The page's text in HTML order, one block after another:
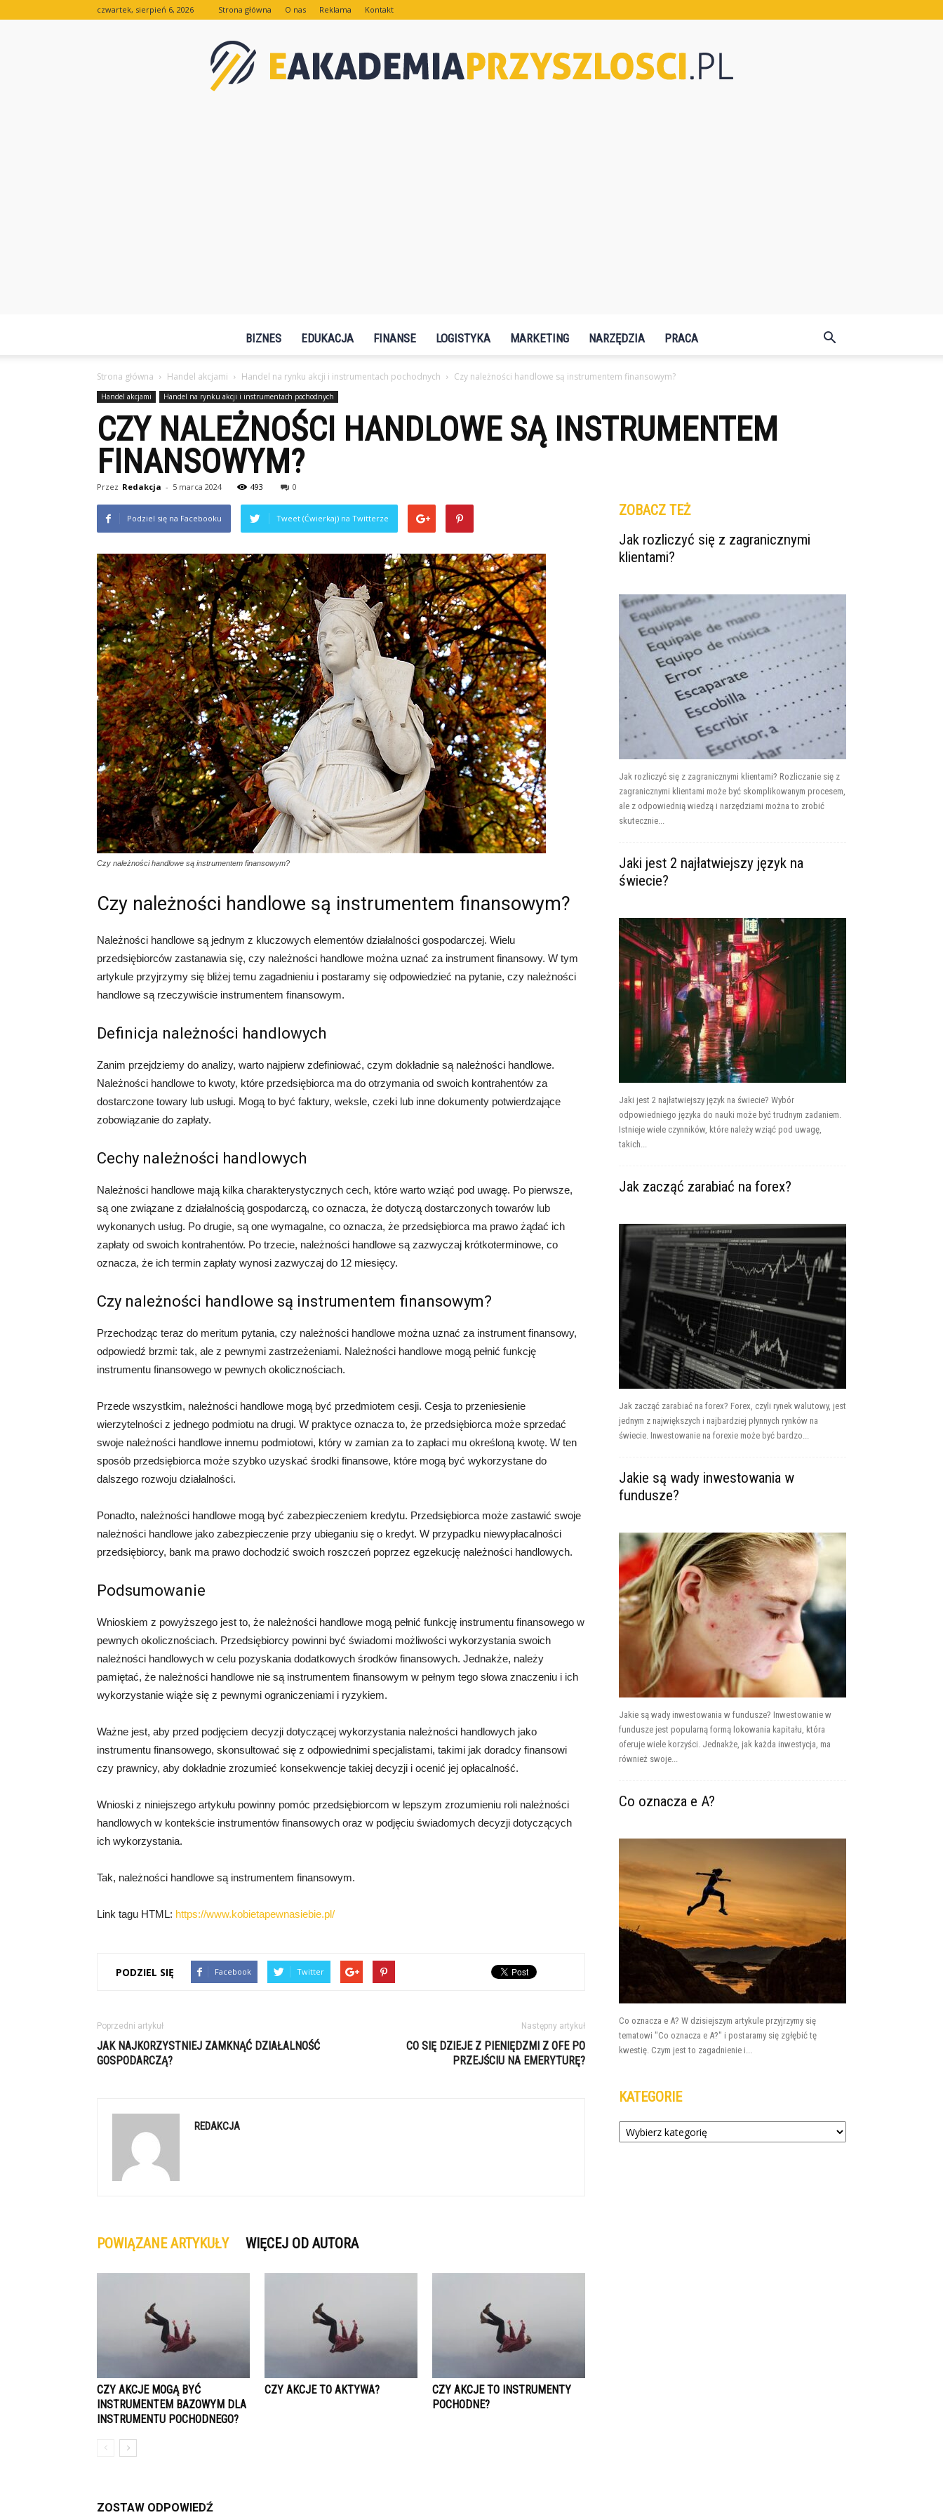
czwartek, sierpień 6, 2026 Strona główna O nas Reklama Kontakt
BIZNES EDUKACJA FINANSE LOGISTYKA MARKETING NARZĘDZIA PRACA
Strona główna Handel akcjami Handel na rynku akcji i instrumentach pochodnych Czy należności handlowe są instrumentem finansowym?
Handel akcjami Handel na rynku akcji i instrumentach pochodnych
CZY NALEŻNOŚCI HANDLOWE SĄ INSTRUMENTEM
FINANSOWYM?
Przez Redakcja - 5 marca 2024 493 0
Podziel się na Facebooku Tweet (Ćwierkaj) na Twitterze
Czy należności handlowe są instrumentem finansowym?
Czy należności handlowe są instrumentem finansowym?
Należności handlowe są jednym z kluczowych elementów działalności gospodarczej. Wielu
przedsiębiorców zastanawia się, czy należności handlowe można uznać za instrument finansowy. W tym
artykule przyjrzymy się bliżej temu zagadnieniu i postaramy się odpowiedzieć na pytanie, czy należności
handlowe są rzeczywiście instrumentem finansowym.
Definicja należności handlowych
Zanim przejdziemy do analizy, warto najpierw zdefiniować, czym dokładnie są należności handlowe.
Należności handlowe to kwoty, które przedsiębiorca ma do otrzymania od swoich kontrahentów za
dostarczone towary lub usługi. Mogą to być faktury, weksle, czeki lub inne dokumenty potwierdzające
zobowiązanie do zapłaty.
Cechy należności handlowych
Należności handlowe mają kilka charakterystycznych cech, które warto wziąć pod uwagę. Po pierwsze,
są one związane z działalnością gospodarczą, co oznacza, że dotyczą dostarczonych towarów lub
wykonanych usług. Po drugie, są one wymagalne, co oznacza, że przedsiębiorca ma prawo żądać ich
zapłaty od swoich kontrahentów. Po trzecie, należności handlowe są zazwyczaj krótkoterminowe, co
oznacza, że ich termin zapłaty wynosi zazwyczaj do 12 miesięcy.
Czy należności handlowe są instrumentem finansowym?
Przechodząc teraz do meritum pytania, czy należności handlowe można uznać za instrument finansowy,
odpowiedź brzmi: tak, ale z pewnymi zastrzeżeniami. Należności handlowe mogą pełnić funkcję
instrumentu finansowego w pewnych okolicznościach.
Przede wszystkim, należności handlowe mogą być przedmiotem cesji. Cesja to przeniesienie
wierzytelności z jednego podmiotu na drugi. W praktyce oznacza to, że przedsiębiorca może sprzedać
swoje należności handlowe innemu podmiotowi, który w zamian za to zapłaci mu określoną kwotę. W ten
sposób przedsiębiorca może szybko uzyskać środki finansowe, które mogą być wykorzystane do
dalszego rozwoju działalności.
Ponadto, należności handlowe mogą być zabezpieczeniem kredytu. Przedsiębiorca może zastawić swoje
należności handlowe jako zabezpieczenie przy ubieganiu się o kredyt. W przypadku niewypłacalności
przedsiębiorcy, bank ma prawo dochodzić swoich roszczeń poprzez egzekucję należności handlowych.
Podsumowanie
Wnioskiem z powyższego jest to, że należności handlowe mogą pełnić funkcję instrumentu finansowego w
pewnych okolicznościach. Przedsiębiorcy powinni być świadomi możliwości wykorzystania swoich
należności handlowych w celu pozyskania dodatkowych środków finansowych. Jednakże, należy
pamiętać, że należności handlowe nie są instrumentem finansowym w pełnym tego słowa znaczeniu i ich
wykorzystanie wiąże się z pewnymi ograniczeniami i ryzykiem.
Ważne jest, aby przed podjęciem decyzji dotyczącej wykorzystania należności handlowych jako
instrumentu finansowego, skonsultować się z odpowiednimi specjalistami, takimi jak doradcy finansowi
czy prawnicy, aby dokładnie zrozumieć konsekwencje takiej decyzji i ocenić jej opłacalność.
Wnioski z niniejszego artykułu powinny pomóc przedsiębiorcom w lepszym zrozumieniu roli należności
handlowych w kontekście instrumentów finansowych oraz w podjęciu świadomych decyzji dotyczących
ich wykorzystania.
Tak, należności handlowe są instrumentem finansowym.
Link tagu HTML: https://www.kobietapewnasiebie.pl/
PODZIEL SIĘ Facebook Twitter
Poprzedni artykuł
JAK NAJKORZYSTNIEJ ZAMKNĄĆ DZIAŁALNOŚĆ
GOSPODARCZĄ?
Następny artykuł
CO SIĘ DZIEJE Z PIENIĘDZMI Z OFE PO
PRZEJŚCIU NA EMERYTURĘ?
REDAKCJA
POWIĄZANE ARTYKUŁY WIĘCEJ OD AUTORA
CZY AKCJE MOGĄ BYĆ
INSTRUMENTEM BAZOWYM DLA
INSTRUMENTU POCHODNEGO?
CZY AKCJE TO AKTYWA?
CZY AKCJE TO INSTRUMENTY
POCHODNE?
ZOSTAW ODPOWIEDŹ
ZOBACZ TEŻ
Jak rozliczyć się z zagranicznymi
klientami?
Jak rozliczyć się z zagranicznymi klientami? Rozliczanie się z
zagranicznymi klientami może być skomplikowanym procesem,
ale z odpowiednią wiedzą i narzędziami można to zrobić
skutecznie...
Jaki jest 2 najłatwiejszy język na
świecie?
Jaki jest 2 najłatwiejszy język na świecie? Wybór
odpowiedniego języka do nauki może być trudnym zadaniem.
Istnieje wiele czynników, które należy wziąć pod uwagę,
takich...
Jak zacząć zarabiać na forex?
Jak zacząć zarabiać na forex? Forex, czyli rynek walutowy, jest
jednym z największych i najbardziej płynnych rynków na
świecie. Inwestowanie na forexie może być bardzo...
Jakie są wady inwestowania w
fundusze?
Jakie są wady inwestowania w fundusze? Inwestowanie w
fundusze jest popularną formą lokowania kapitału, która
oferuje wiele korzyści. Jednakże, jak każda inwestycja, ma
również swoje...
Co oznacza e A?
Co oznacza e A? W dzisiejszym artykule przyjrzymy się
tematowi "Co oznacza e A?" i postaramy się zgłębić tę
kwestię. Czym jest to zagadnienie i...
KATEGORIE
Kategorie